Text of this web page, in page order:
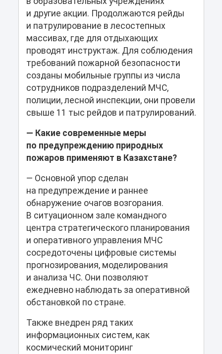
и другие акции. Продолжаются рейды
и патрулирование в лесостепных
массивах, где для отдыхающих
проводят инструктаж. Для соблюдения
требований пожарной безопасности
созданы мобильные группы из числа
сотрудников подразделений МЧС,
полиции, лесной инспекции, они провели
свыше 11 тыс рейдов и патрулирований.
— Какие современные меры
по предупреждению природных
пожаров применяют в Казахстане?
— Основной упор сделан
на предупреждение и раннее
обнаружение очагов возгорания.
В ситуационном зале командного
центра стратегического планирования
и оперативного управления МЧС
сосредоточены цифровые системы
прогнозирования, моделирования
и анализа ЧС. Они позволяют
ежедневно наблюдать за оперативной
обстановкой по стране.
Также внедрен ряд таких
информационных систем, как
космический мониторинг